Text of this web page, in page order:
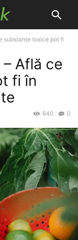
substanțe toxice pot fi
Află ce
fi în
0
640